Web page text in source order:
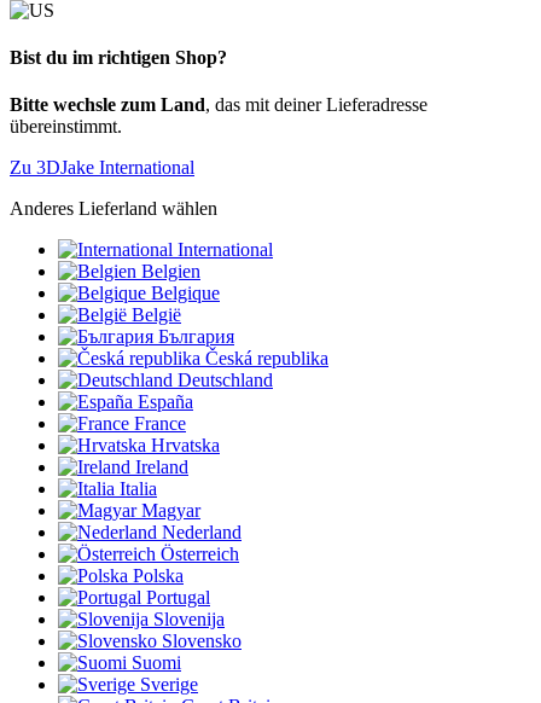
Bist du im richtigen Shop?
Bitte wechsle zum Land, das mit deiner Lieferadresse
übereinstimmt.
Zu 3DJake International
Anderes Lieferland wählen
International
Belgien
Belgique
België
България
Česká republika
Deutschland
España
France
Hrvatska
Ireland
Italia
Magyar
Nederland
Österreich
Polska
Portugal
Slovenija
Slovensko
Suomi
Sverige